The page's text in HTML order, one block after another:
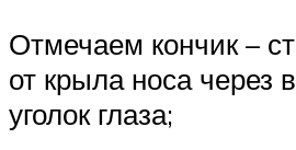
Отмечаем кончик –
от крыла носа через
уголок глаза;